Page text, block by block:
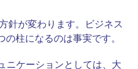
針が変わります。ビジネス
柱になるのは事実です。
ケーションとしては、大